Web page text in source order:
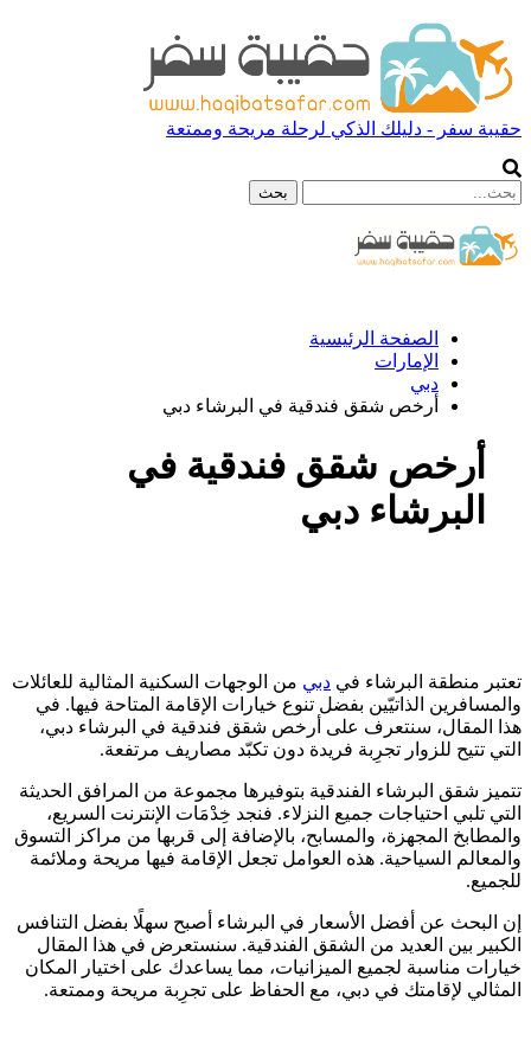
حقيبة سفر - دليلك الذكي لرحلة مريحة وممتعة
الصفحة الرئيسية
الإمارات
دبي
أرخص شقق فندقية في البرشاء دبي
أرخص شقق فندقية في
البرشاء دبي
تعتبر منطقة البرشاء في دبي من الوجهات السكنية المثالية للعائلات
والمسافرين الذاتيّين بفضل تنوع خيارات الإقامة المتاحة فيها. في
هذا المقال، سنتعرف على أرخص شقق فندقية في البرشاء دبي،
التي تتيح للزوار تجرِبة فريدة دون تكبّد مصاريف مرتفعة.
تتميز شقق البرشاء الفندقية بتوفيرها مجموعة من المرافق الحديثة
التي تلبي احتياجات جميع النزلاء. فنجد خِدْمَات الإنترنت السريع،
والمطابخ المجهزة، والمسابح، بالإضافة إلى قربها من مراكز التسوق
والمعالم السياحية. هذه العوامل تجعل الإقامة فيها مريحة وملائمة
للجميع.
إن البحث عن أفضل الأسعار في البرشاء أصبح سهلًا بفضل التنافس
الكبير بين العديد من الشقق الفندقية. سنستعرض في هذا المقال
خيارات مناسبة لجميع الميزانيات، مما يساعدك على اختيار المكان
المثالي لإقامتك في دبي، مع الحفاظ على تجرِبة مريحة وممتعة.